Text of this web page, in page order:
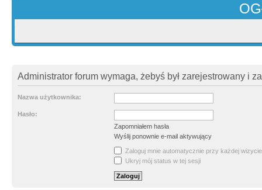
Administrator forum wymaga, żebyś był zarejestrowany i
Nazwa użytkownika:
Hasło:
Zapomniałem hasła
Wyślij ponownie e-mail aktywujący
Zaloguj mnie automatycznie przy każdej wizycie
Ukryj mój status w tej sesji